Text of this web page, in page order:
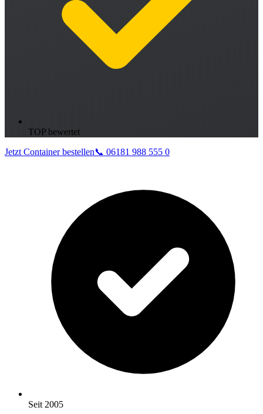
TOP bewertet
Jetzt Container bestellen📞 06181 988 555 0
Seit 2005